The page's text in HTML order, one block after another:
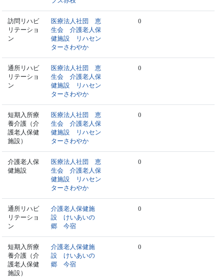
訪問リハビ
リテーショ
ン
医療法人社団 恵
生会 介護老人保
健施設 リハセン
ターさわやか
0
通所リハビ
リテーショ
ン
医療法人社団 恵
生会 介護老人保
健施設 リハセン
ターさわやか
0
短期入所療
養介護（介
護老人保健
施設）
医療法人社団 恵
生会 介護老人保
健施設 リハセン
ターさわやか
0
介護老人保
健施設
医療法人社団 恵
生会 介護老人保
健施設 リハセン
ターさわやか
0
通所リハビ
リテーショ
ン
介護老人保健施
設 けいあいの
郷 今宿
0
短期入所療
養介護（介
護老人保健
施設）
介護老人保健施
設 けいあいの
郷 今宿
0